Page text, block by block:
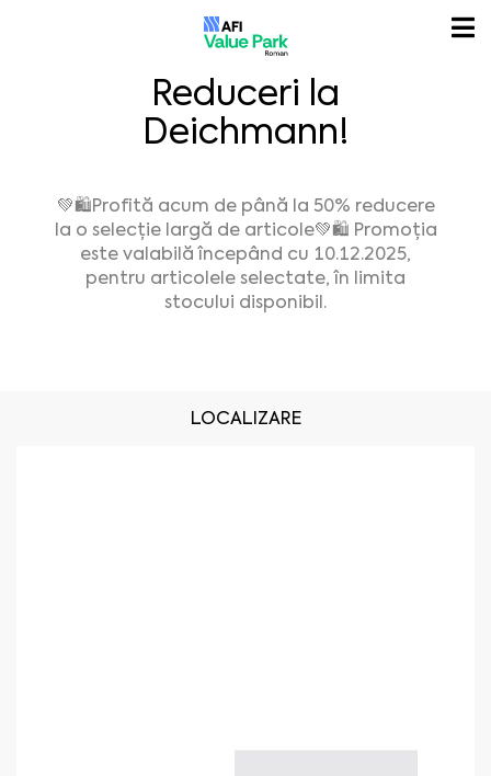
Reduceri la
Deichmann!
💚🛍️Profită acum de până la 50% reducere
la o selecție largă de articole💚🛍️ Promoția
este valabilă începând cu 10.12.2025,
pentru articolele selectate, în limita
stocului disponibil.
LOCALIZARE